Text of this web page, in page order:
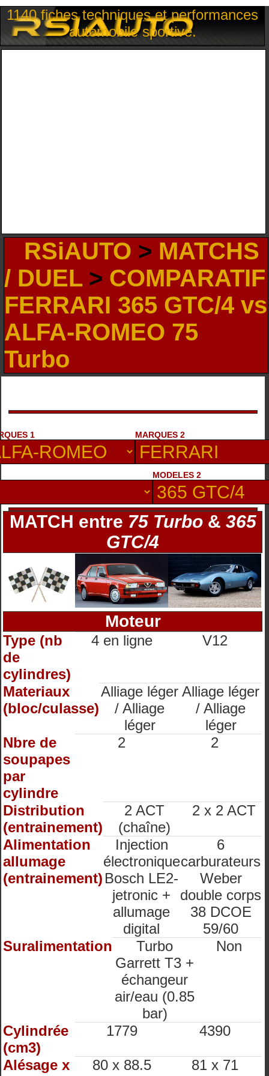
1140 fiches techniques et performances
automobile sportive.
RSiAUTO > MATCHS
/ DUEL> COMPARATIF
FERRARI 365 GTC/4 vs
ALFA-ROMEO 75
Turbo
1 MARQUES 2
MODELES 2
MATCH entre 75 Turbo& 365
GTC/4
Moteur
Type (nb
de
cylindres)
4 en ligne V12
Materiaux
(bloc/culasse)
Alliage léger
/ Alliage
léger
Alliage léger
/ Alliage
léger
Nbre de
soupapes
par
cylindre
2 2
Distribution
(entrainement)
2 ACT
(chaîne)
2 x 2 ACT
Alimentation
allumage
(entrainement)
Injection
électronique
Bosch LE2-
jetronic +
allumage
digital
6
carburateurs
Weber
double corps
38 DCOE
59/60
Suralimentation
Turbo
Garrett T3 +
échangeur
air/eau (0.85
bar)
Non
Cylindrée
(cm3)
1779 4390
Alésage x
80 x 88.5 81 x 71